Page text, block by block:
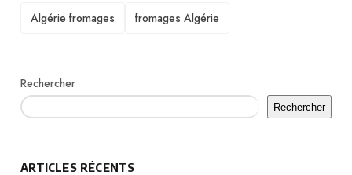
TAGS
Algérie fromages fromages Algérie
Rechercher
Rechercher
ARTICLES RÉCENTS